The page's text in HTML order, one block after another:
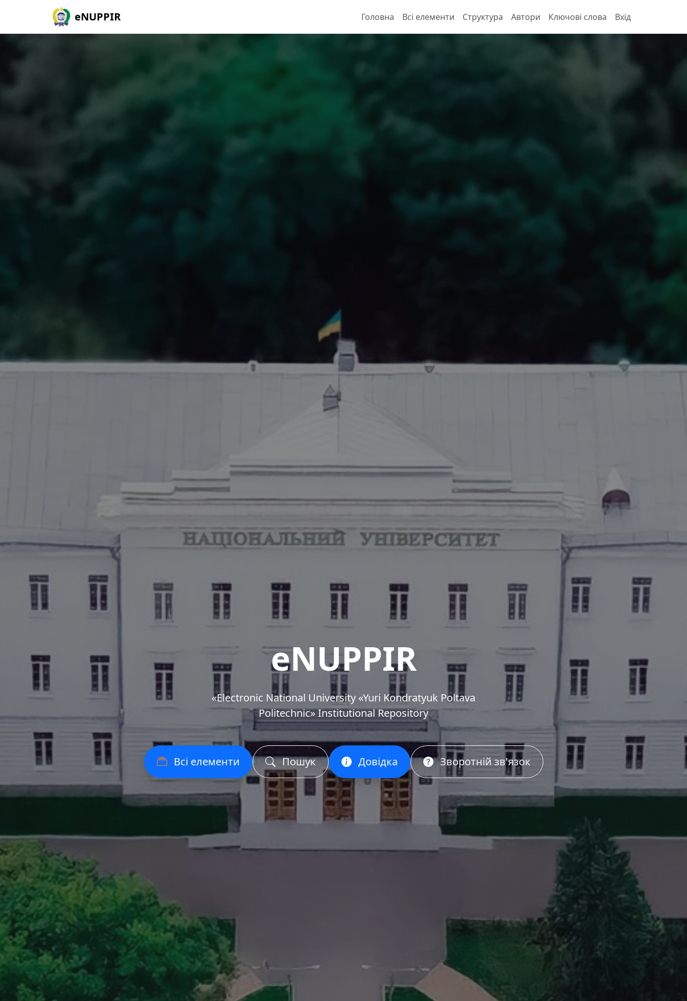
eNUPPIR Головна Всі елементи Структура Автори Ключові слова Вхід
eNUPPIR
«Еlectronic National University «Yuri Kondratyuk Poltava
Politechnic» Institutional Repository
Всі елементи Пошук Довідка Зворотній зв'язок